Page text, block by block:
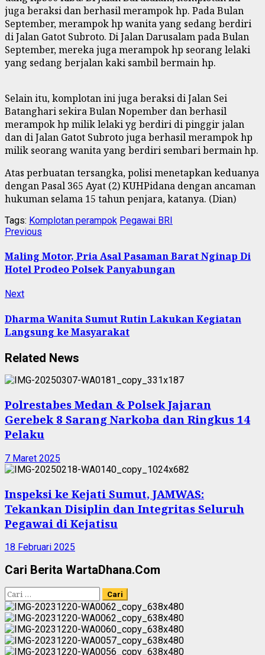
juga beraksi dan berhasil merampok hp. Pada Bulan
September, merampok hp wanita yang sedang berdiri
di Jalan Gatot Subroto. Di Jalan Darusalam pada Bulan
September, mereka juga merampok hp seorang lelaki
yang sedang berjalan kaki sambil bermain hp.
Selain itu, komplotan ini juga beraksi di Jalan Sei
Batanghari sekira Bulan Nopember dan berhasil
merampok hp milik lelaki yg berdiri di pinggir jalan
dan di Jalan Gatot Subroto juga berhasil merampok hp
milik seorang wanita yang berdiri sembari bermain hp.
Atas perbuatan tersangka, polisi menetapkan keduanya
dengan Pasal 365 Ayat (2) KUHPidana dengan ancaman
hukuman selama 15 tahun penjara, katanya. (Dian)
Tags: Komplotan perampok Pegawai BRI
Continue
Reading
Previous
Maling Motor, Pria Asal Pasaman Barat Nginap Di
Hotel Prodeo Polsek Panyabungan
NextNext
Dharma Wanita Sumut Rutin Lakukan Kegiatan
Langsung ke Masyarakat
Related News
Polrestabes Medan & Polsek Jajaran
Gerebek 8 Sarang Narkoba dan Ringkus 14
Pelaku
7 Maret 2025
Inspeksi ke Kejati Sumut, JAMWAS:
Tekankan Disiplin dan Integritas Seluruh
Pegawai di Kejatisu
18 Februari 2025
Cari Berita WartaDhana.Com
Cari
untuk: